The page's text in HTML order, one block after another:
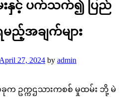
းနှင့် ပက်သက်၍ ပြည်
ည့်အချက်များ
April 27, 2024 by admin
က ဥက္ကဌသားကစစ် မှုထမ်း ဘို့ မဲ